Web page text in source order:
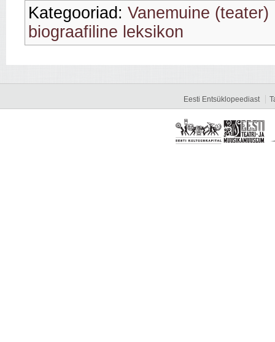
Kategooriad: Vanemuine (teater)
biograafiline leksikon
Eesti Entsüklopeediast